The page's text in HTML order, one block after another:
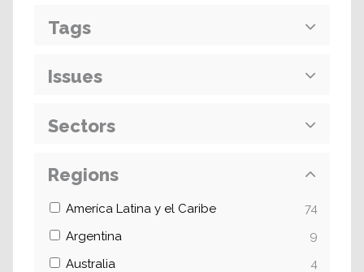
Tags
Issues
Sectors
Regions
Ameríca Latina y el Caribe
74
Argentina
9
Australia
4